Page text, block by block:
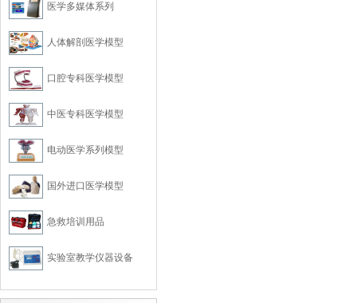
医学多媒体系列
人体解剖医学模型
口腔专科医学模型
中医专科医学模型
电动医学系列模型
国外进口医学模型
急救培训用品
实验室教学仪器设备